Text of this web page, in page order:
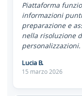
Piattaforma
informazioni
preparazione e
nella risoluzione
personalizzazioni.
Lucia B.
15 marzo 2026